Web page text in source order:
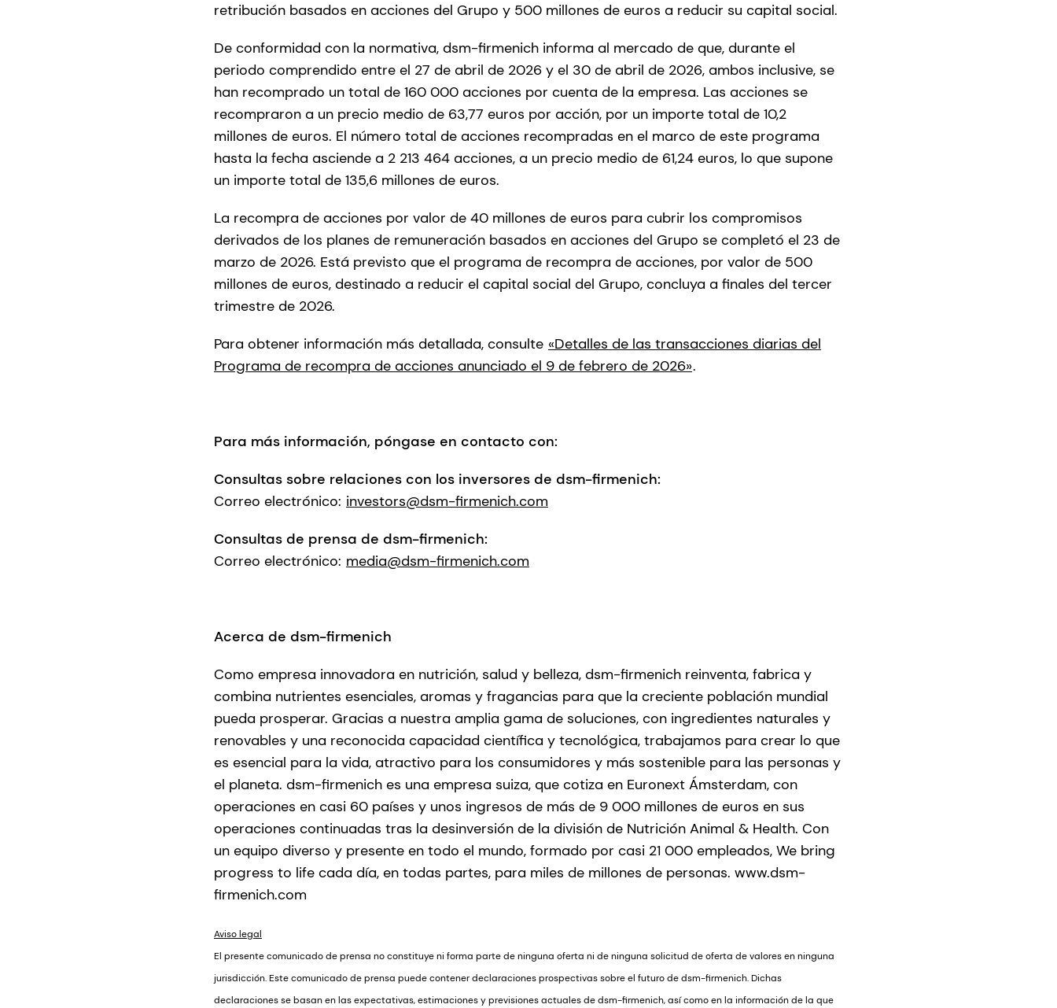
retribución basados en acciones del Grupo y 500 millones de euros a reducir su capital social.
De conformidad con la normativa, dsm-firmenich informa al mercado de que, durante el
periodo comprendido entre el 27 de abril de 2026 y el 30 de abril de 2026, ambos inclusive, se
han recomprado un total de 160 000 acciones por cuenta de la empresa. Las acciones se
recompraron a un precio medio de 63,77 euros por acción, por un importe total de 10,2
millones de euros. El número total de acciones recompradas en el marco de este programa
hasta la fecha asciende a 2 213 464 acciones, a un precio medio de 61,24 euros, lo que supone
un importe total de 135,6 millones de euros.
La recompra de acciones por valor de 40 millones de euros para cubrir los compromisos
derivados de los planes de remuneración basados en acciones del Grupo se completó el 23 de
marzo de 2026. Está previsto que el programa de recompra de acciones, por valor de 500
millones de euros, destinado a reducir el capital social del Grupo, concluya a finales del tercer
trimestre de 2026.
Para obtener información más detallada, consulte «Detalles de las transacciones diarias del
Programa de recompra de acciones anunciado el 9 de febrero de 2026».
Para más información, póngase en contacto con:
Consultas sobre relaciones con los inversores de dsm-firmenich:
Correo electrónico: investors@dsm-firmenich.com
Consultas de prensa de dsm-firmenich:
Correo electrónico: media@dsm-firmenich.com
Acerca de dsm-firmenich
Como empresa innovadora en nutrición, salud y belleza, dsm-firmenich reinventa, fabrica y
combina nutrientes esenciales, aromas y fragancias para que la creciente población mundial
pueda prosperar. Gracias a nuestra amplia gama de soluciones, con ingredientes naturales y
renovables y una reconocida capacidad científica y tecnológica, trabajamos para crear lo que
es esencial para la vida, atractivo para los consumidores y más sostenible para las personas y
el planeta. dsm-firmenich es una empresa suiza, que cotiza en Euronext Ámsterdam, con
operaciones en casi 60 países y unos ingresos de más de 9 000 millones de euros en sus
operaciones continuadas tras la desinversión de la división de Nutrición Animal & Health. Con
un equipo diverso y presente en todo el mundo, formado por casi 21 000 empleados, We bring
progress to life cada día, en todas partes, para miles de millones de personas. www.dsm-
firmenich.com
Aviso legal
El presente comunicado de prensa no constituye ni forma parte de ninguna oferta ni de ninguna solicitud de oferta de valores en ninguna
jurisdicción. Este comunicado de prensa puede contener declaraciones prospectivas sobre el futuro de dsm-firmenich. Dichas
declaraciones se basan en las expectativas, estimaciones y previsiones actuales de dsm-firmenich, así como en la información de la que